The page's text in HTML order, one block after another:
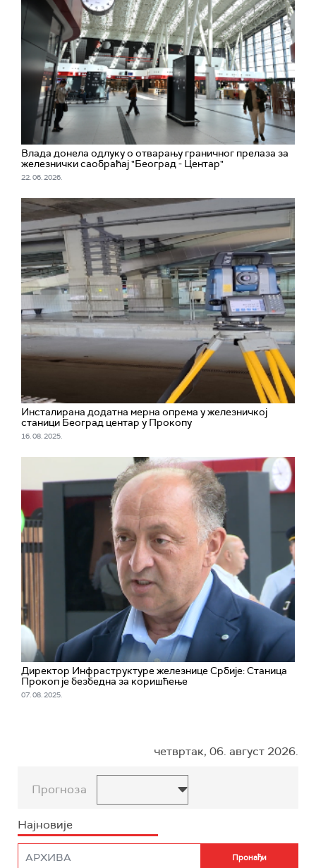
Влада донела одлуку о отварању граничног прелаза за
железнички саобраћај "Београд - Центар"
22. 06. 2026.
Инсталирана додатна мерна опрема у железничкој
станици Београд центар у Прокопу
16. 08. 2025.
Директор Инфраструктуре железнице Србије: Станица
Прокоп је безбедна за коришћење
07. 08. 2025.
четвртак, 06. август 2026.
Прогноза
Најновије